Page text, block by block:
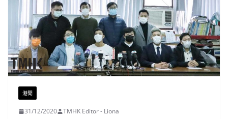
港聞
31/12/2020 TMHK Editor - Liona